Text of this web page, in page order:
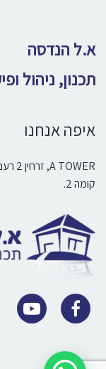
א.ל הנדסה
תכנון, ניהול
איפה אנחנו
A TOWER, זרחין 2 רעננה,
קומה 2.